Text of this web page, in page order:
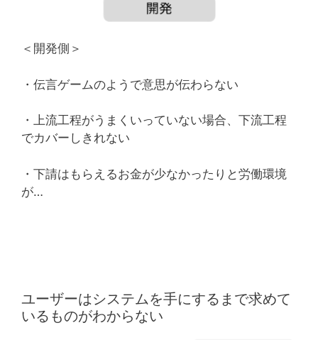
＜開発側＞
・伝言ゲームのようで意思が伝わらない
・上流工程がうまくいっていない場合、下流工程
でカバーしきれない
・下請はもらえるお金が少なかったりと労働環境
が…
ユーザーはシステムを手にするまで求めて
いるものがわからない